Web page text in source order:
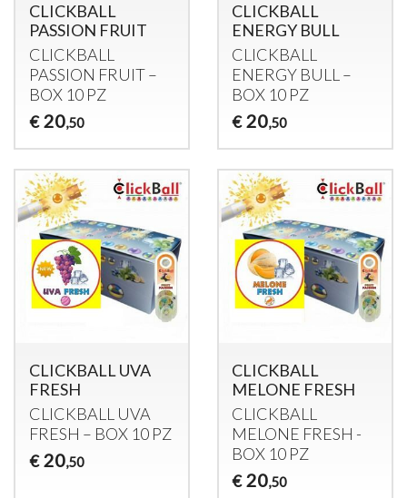
CLICKBALL
PASSION FRUIT
CLICKBALL
PASSION FRUIT–
BOX10 PZ
€ 20,50
CLICKBALL
ENERGY BULL
CLICKBALL
ENERGY BULL –
BOX 10 PZ
€ 20,50
CLICKBALL UVA
FRESH
CLICKBALL UVA
FRESH – BOX10 PZ
€ 20,50
CLICKBALL
MELONE FRESH
CLICKBALL
MELONE FRESH -
BOX 10 PZ
€ 20,50